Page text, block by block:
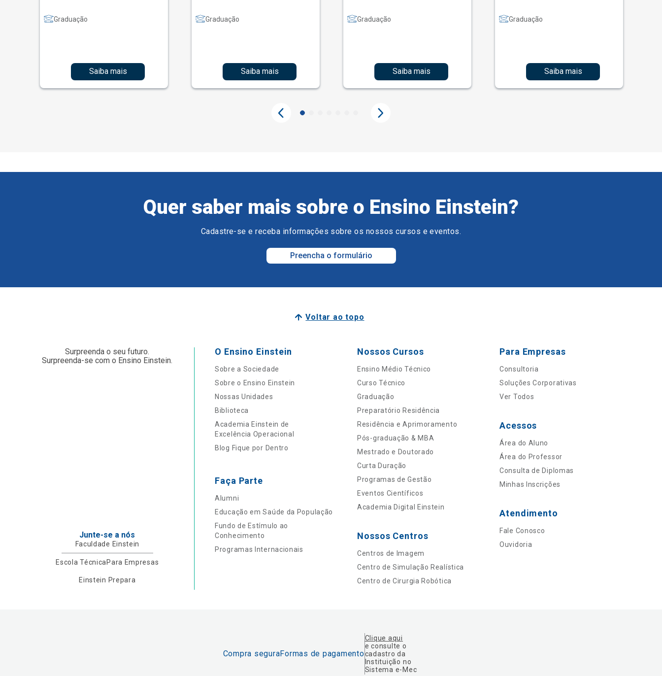
Graduação
Saiba mais
Graduação
Saiba mais
Graduação
Saiba mais
Graduação
Saiba mais
Quer saber mais sobre o Ensino Einstein?
Cadastre-se e receba informações sobre os nossos cursos e eventos.
Preencha o formulário
Voltar ao topo
Surpreenda o seu futuro.
Surpreenda-se com o Ensino Einstein.
Junte-se a nós
Faculdade Einstein
Escola Técnica Para Empresas
Einstein Prepara
O Ensino Einstein
Sobre a Sociedade
Sobre o Ensino Einstein
Nossas Unidades
Biblioteca
Academia Einstein de
Excelência Operacional
Blog Fique por Dentro
Faça Parte
Alumni
Educação em Saúde da População
Fundo de Estímulo ao
Conhecimento
Programas Internacionais
Nossos Cursos
Ensino Médio Técnico
Curso Técnico
Graduação
Preparatório Residência
Residência e Aprimoramento
Pós-graduação & MBA
Mestrado e Doutorado
Curta Duração
Programas de Gestão
Eventos Científicos
Academia Digital Einstein
Nossos Centros
Centros de Imagem
Centro de Simulação Realística
Centro de Cirurgia Robótica
Para Empresas
Consultoria
Soluções Corporativas
Ver Todos
Acessos
Área do Aluno
Área do Professor
Consulta de Diplomas
Minhas Inscrições
Atendimento
Fale Conosco
Ouvidoria
Compra seguraFormas de pagamento
Clique aqui
e consulte o
cadastro da
Instituição no
Sistema e-Mec